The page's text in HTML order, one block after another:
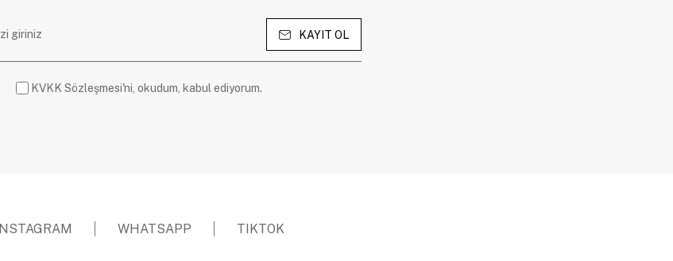
KAYIT OL
KVKK Sözleşmesi'ni, okudum, kabul ediyorum.
INSTAGRAM WHATSAPP TIKTOK